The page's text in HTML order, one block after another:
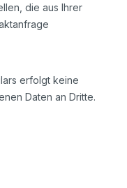
die aus Ihrer
erfolgt keine
Daten an Dritte.